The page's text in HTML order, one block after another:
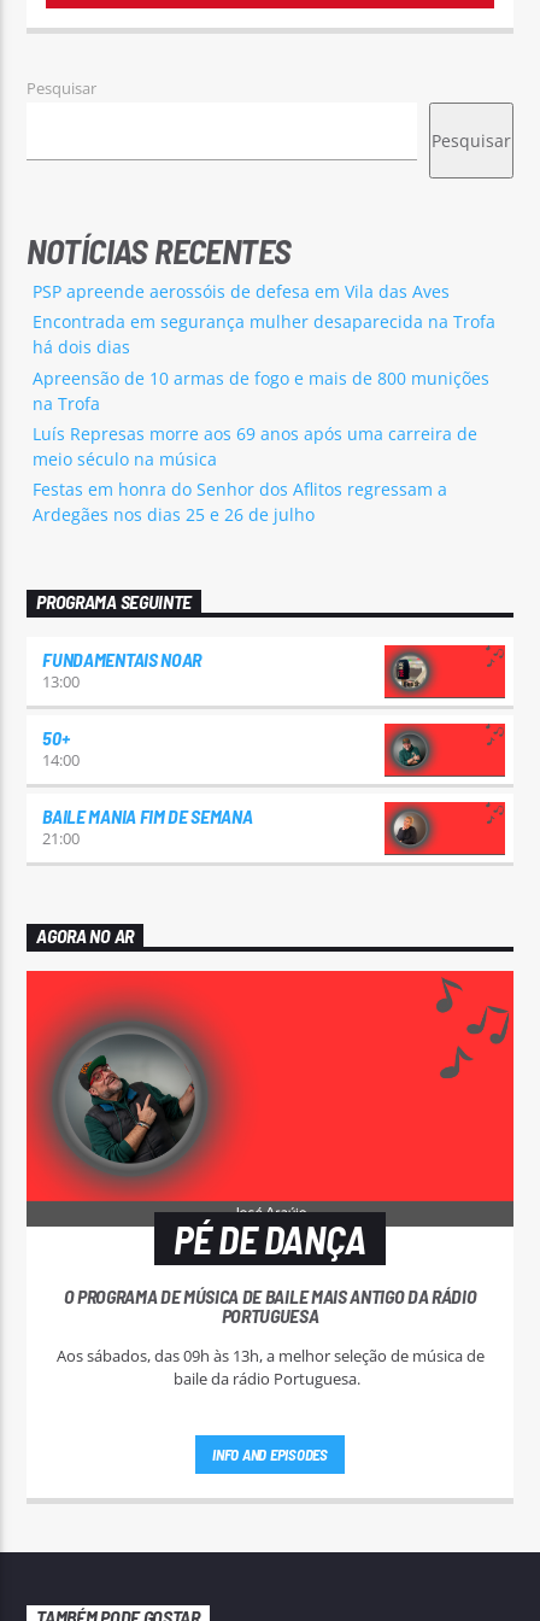
Pesquisar
Pesquisar
NOTÍCIAS RECENTES
PSP apreende aerossóis de defesa em Vila das Aves
Encontrada em segurança mulher desaparecida na Trofa
há dois dias
Apreensão de 10 armas de fogo e mais de 800 munições
na Trofa
Luís Represas morre aos 69 anos após uma carreira de
meio século na música
Festas em honra do Senhor dos Aflitos regressam a
Ardegães nos dias 25 e 26 de julho
PROGRAMA SEGUINTE
FUNDAMENTAIS NOAR
13:00
50+
14:00
BAILE MANIA FIM DE SEMANA
21:00
AGORA NO AR
PÉ DE DANÇA
O PROGRAMA DE MÚSICA DE BAILE MAIS ANTIGO DA RÁDIO
PORTUGUESA
Aos sábados, das 09h às 13h, a melhor seleção de música de
INFO AND EPISODES